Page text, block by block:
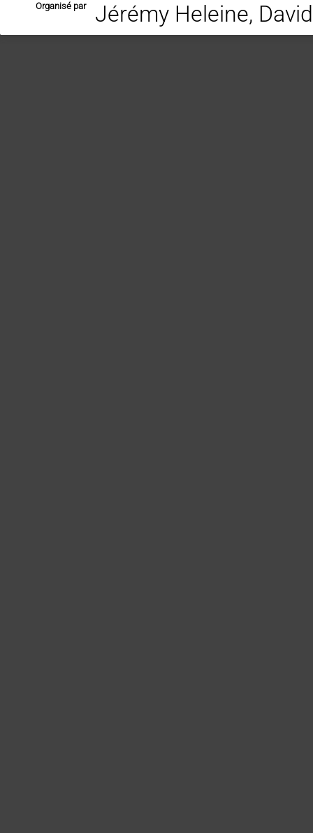
Organisé par Jérémy Heleine,